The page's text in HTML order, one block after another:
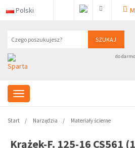
Polski
SZUKAJ
do
Start Narzędzia Materiały ścierne
Krążek-F. 125-16 CS561